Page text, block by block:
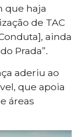
que haja
de TAC
ainda
Prada”.
aderiu ao
que apoia
áreas